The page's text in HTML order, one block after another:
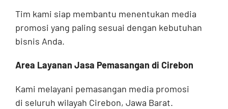
Tim kami siap membantu menentukan media
promosi yang paling sesuai dengan kebutuhan
bisnis Anda.
Area Layanan Jasa Pemasangan di Cirebon
Kami melayani pemasangan media promosi
di seluruh wilayah Cirebon, Jawa Barat.